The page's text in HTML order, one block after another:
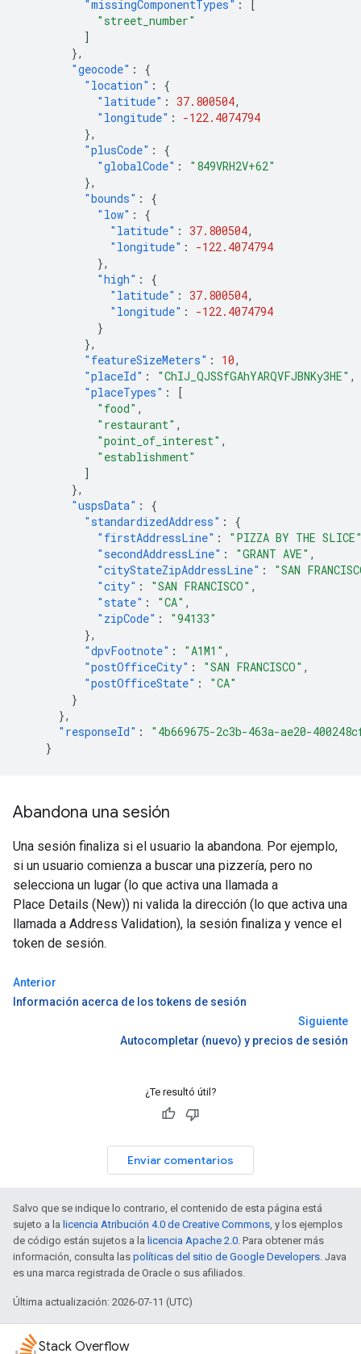
"missingComponentTypes" :
[
"street_number"
]
},
"geocode" :
{
"location" :
{
"latitude" : 37.800504,
"longitude" :
-122.4074794
},
"plusCode" :
{
"globalCode" :
"849VRH2V+62"
},
"bounds" :
{
"low" :
{
"latitude" : 37.800504,
"longitude" :
-122.4074794
},
"high" :
{
"latitude" : 37.800504,
"longitude" :
-122.4074794
}
},
"featureSizeMeters" : 10,
"placeId" : "ChIJ_QJSSfGAhYARQVFJBNKy3HE" ,
"placeTypes" :
[
"food" ,
"restaurant" ,
"point_of_interest" ,
"establishment"
]
},
"uspsData" :
{
"standardizedAddress" :
{
"firstAddressLine" :
"PIZZA BY THE
"secondAddressLine" : "GRANT AVE" ,
"cityStateZipAddressLine" :
"SAN
"city" : "SAN FRANCISCO" ,
"state" : "CA" ,
"zipCode" :
"94133"
},
"dpvFootnote" : "A1M1" ,
"postOfficeCity" : "SAN FRANCISCO" ,
"postOfficeState" :
"CA"
}
},
"responseId" :
"4b669675-2c3b-463a-ae20-
}
Abandona una sesión
Una sesión finaliza si el usuario la abandona. Por ejemplo,
si un usuario comienza a buscar una pizzería, pero no
selecciona un lugar (lo que activa una llamada a
Place Details (New)) ni valida la dirección (lo que activa una
llamada a Address Validation), la sesión finaliza y vence el
token de sesión.
Anterior
Información acerca de los tokens de sesión
Siguiente
Autocompletar (nuevo) y precios de sesión
¿Te resultó útil?
Enviar comentarios
Salvo que se indique lo contrario, el contenido de esta página está
sujeto a la licencia Atribución 4.0 de Creative Commons, y los ejemplos
de código están sujetos a la licencia Apache 2.0. Para obtener más
información, consulta las políticas del sitio de Google Developers. Java
es una marca registrada de Oracle o sus afiliados.
Última actualización: 2026-07-11 (UTC)
Stack Overflow